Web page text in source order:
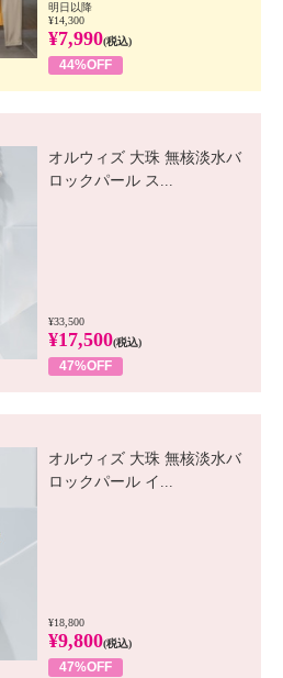
明日以降
¥14,300
¥7,990(税込)
44%OFF
オルウィズ 大珠 無核淡水バ
ロックパール ス...
¥33,500
¥17,500(税込)
47%OFF
オルウィズ 大珠 無核淡水バ
ロックパール イ...
¥18,800
¥9,800(税込)
47%OFF